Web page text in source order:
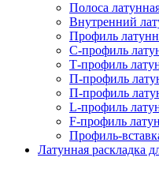
Полоса
Внутренний
Профиль
С-профиль
Т-профиль
П-профиль
П-профиль
L-профиль
F-профиль
Профиль-
Латунная раскладка